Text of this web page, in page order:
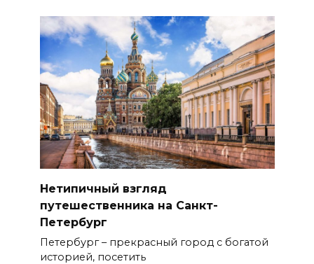
Нетипичный взгляд
путешественника на Санкт-
Петербург
Петербург – прекрасный город с богатой
историей, посетить